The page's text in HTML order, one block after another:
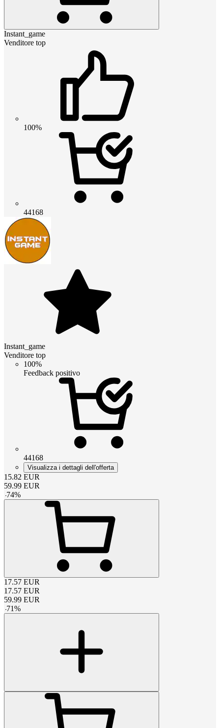
Instant_game
Venditore top
100%
44168
Instant_game
Venditore top
100%
Feedback positivo
44168
Visualizza i dettagli dell'offerta
15.82 EUR
59.99 EUR
-74%
17.57 EUR
17.57 EUR
59.99 EUR
-71%